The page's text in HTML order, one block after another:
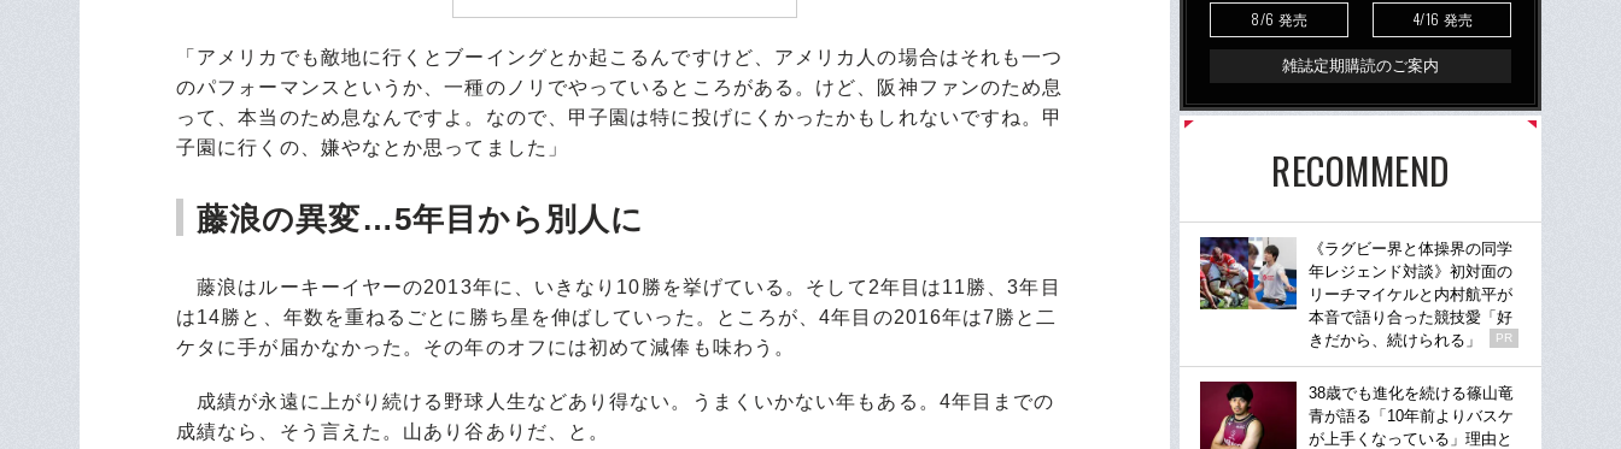
「アメリカでも敵地に行くとブーイングとか起こるんですけど、アメリカ人の場合はそれも一つ
のパフォーマンスというか、一種のノリでやっているところがある。けど、阪神ファンのため息
って、本当のため息なんですよ。なので、甲子園は特に投げにくかったかもしれないですね。甲
子園に行くの、嫌やなとか思ってました」
藤浪の異変…5年目から別人に
藤浪はルーキーイヤーの2013年に、いきなり10勝を挙げている。そして2年目は11勝、3年目
は14勝と、年数を重ねるごとに勝ち星を伸ばしていった。ところが、4年目の2016年は7勝と二
ケタに手が届かなかった。その年のオフには初めて減俸も味わう。
成績が永遠に上がり続ける野球人生などあり得ない。うまくいかない年もある。4年目までの
成績なら、そう言えた。山あり谷ありだ、と。
8/6 発売 4/16 発売
雑誌定期購読のご案内
RECOMMEND
《ラグビー界と体操界の同学
年レジェンド対談》初対面の
リーチマイケルと内村航平が
本音で語り合った競技愛「好
きだから、続けられる」
PR
38歳でも進化を続ける篠山竜
青が語る「10年前よりバスケ
が上手くなっている」理由と